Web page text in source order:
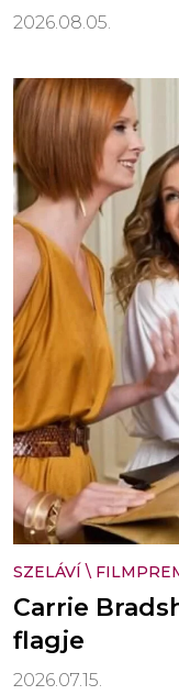
2026.08.05.
SZELÁVÍ \
Carrie
flagje
2026.07.15.